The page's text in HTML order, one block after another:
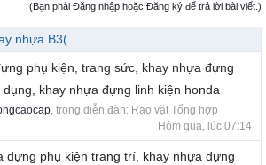
(Bạn phải Đăng nhập hoặc Đăng ký để trả lời bài viết.)
nhựa B3(
phụ kiện, trang sức, khay nhựa đựng
dụng, khay nhựa đựng linh kiện honda
, trong diễn đàn: Rao vặt Tổng hợp
Hôm qua, lúc 07:14
đựng phụ kiện trang trí, khay nhựa đựng